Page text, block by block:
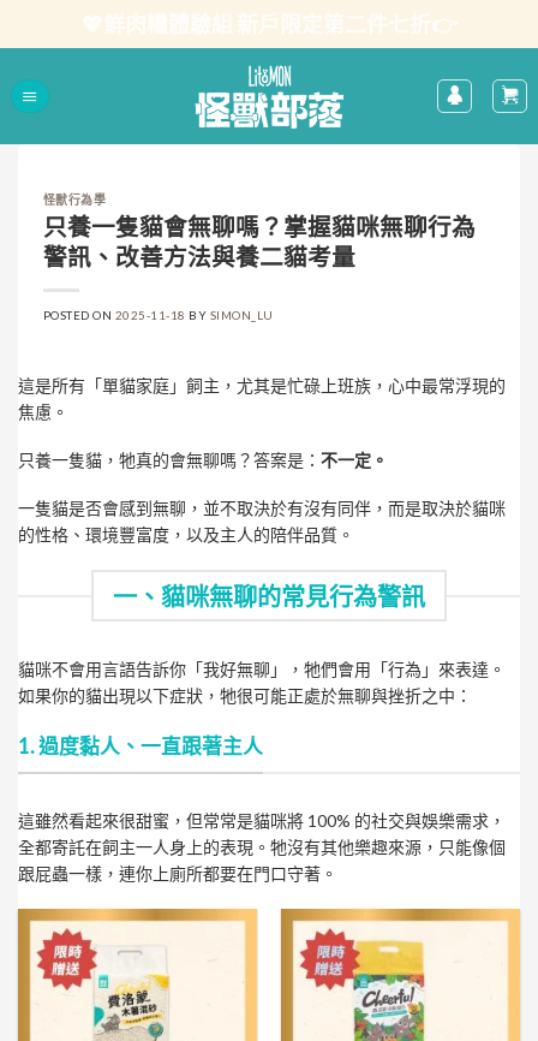
怪獸行為學
只養一隻貓會無聊嗎？掌握貓咪無聊行為
警訊、改善方法與養二貓考量
POSTED ON 2025-11-18 BY SIMON_LU
這是所有「單貓家庭」飼主，尤其是忙碌上班族，心中最常浮現的
焦慮。
只養一隻貓，牠真的會無聊嗎？答案是： 不一定。
一隻貓是否會感到無聊，並不取決於有沒有同伴，而是取決於貓咪
的性格、環境豐富度，以及主人的陪伴品質。
一、貓咪無聊的常見行為警訊
貓咪不會用言語告訴你「我好無聊」，牠們會用「行為」來表達。
如果你的貓出現以下症狀，牠很可能正處於無聊與挫折之中：
1. 過度黏人、一直跟著主人
這雖然看起來很甜蜜，但常常是貓咪將 100% 的社交與娛樂需求，
全都寄託在飼主一人身上的表現。牠沒有其他樂趣來源，只能像個
跟屁蟲一樣，連你上廁所都要在門口守著。